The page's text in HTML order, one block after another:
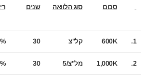
סכום סוג הלוואה שנים
1.
600K קל"צ 30
2.
1,000K מל"צ/5 30